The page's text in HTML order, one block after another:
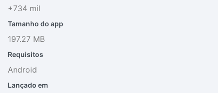
+734 mil
Tamanho do app
197.27 MB
Requisitos
Android
Lançado em